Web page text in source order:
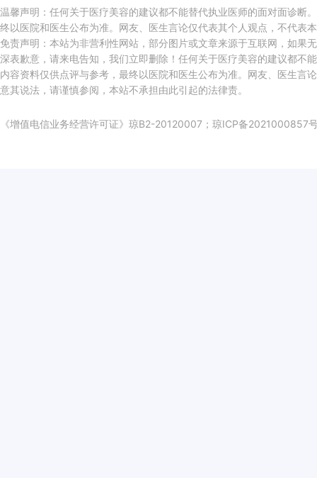
温馨声明：任何关于医疗美容的建议都不能替代执业医师的面对面诊断
终以医院和医生公布为准。网友、医生言论仅代表其个人观点，不代表
免责声明：本站为非营利性网站，部分图片或文章来源于互联网，如果
深表歉意，请来电告知，我们立即删除！任何关于医疗美容的建议都不
内容资料仅供点评与参考，最终以医院和医生公布为准。网友、医生言
意其说法，请谨慎参阅，本站不承担由此引起的法律责。
《增值电信业务经营许可证》琼B2-20120007； 琼ICP备2021000857